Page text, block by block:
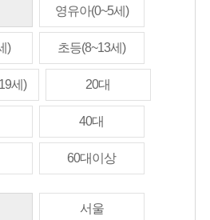
영유아(0~5세)
) 초등(8~13세)
세) 20대
40대
60대이상
서울